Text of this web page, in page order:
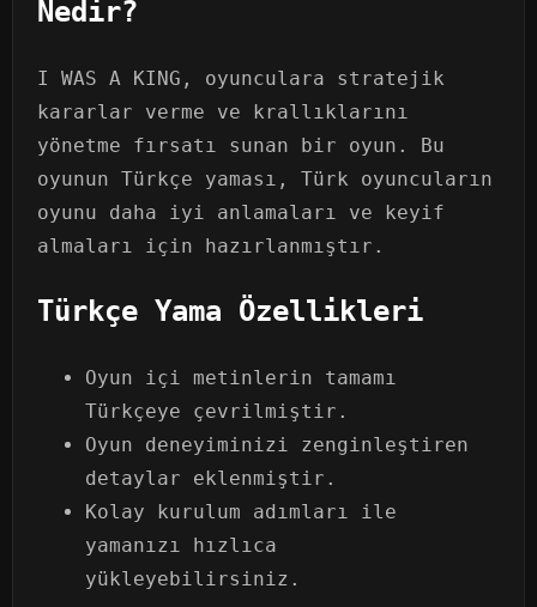
Nedir?
I WAS A KING, oyunculara stratejik
kararlar verme ve krallıklarını
yönetme fırsatı sunan bir oyun. Bu
oyunun Türkçe yaması, Türk oyuncuların
oyunu daha iyi anlamaları ve keyif
almaları için hazırlanmıştır.
Türkçe Yama Özellikleri
Oyun içi metinlerin tamamı
Türkçeye çevrilmiştir.
Oyun deneyiminizi zenginleştiren
detaylar eklenmiştir.
Kolay kurulum adımları ile
yamanızı hızlıca
yükleyebilirsiniz.